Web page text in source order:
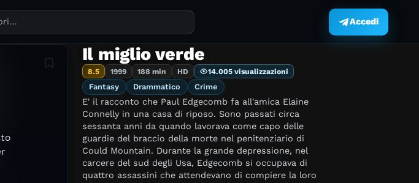
attori, registi, generi e temi.
Accedi
Aggiungi in lista
Il miglio verde
8.5 1999 188 min HD 14.005 visualizzazioni
Fantasy Drammatico Crime
E' il racconto che Paul Edgecomb fa all'amica Elaine
Connelly in una casa di riposo. Sono passati circa
sessanta anni da quando lavorava come capo delle
guardie del braccio della morte nel penitenziario di
Could Mountain. Durante la grande depressione, nel
carcere del sud degli Usa, Edgecomb si occupava di
quattro assassini che attendevano di compiere la loro